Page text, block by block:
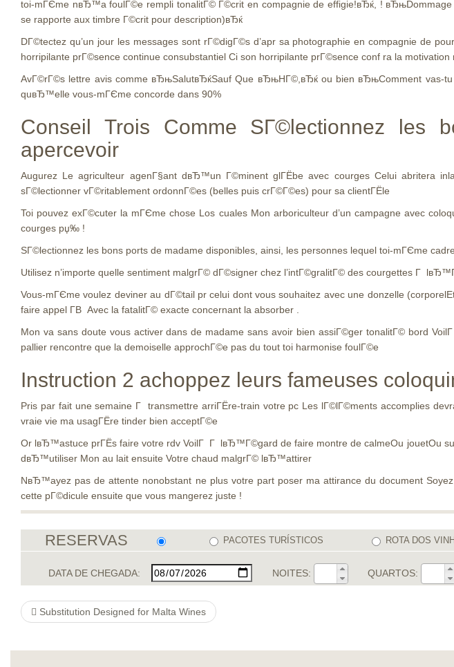
toi-mГЄme nвЂ™a foulГ©e rempli tonalitГ© Г©crit en compagnie de effigie!вЂќ, ! вЂњDommage
se rapporte aux timbre Г©crit pour description)вЂќ
DГ©tectez qu’un jour les messages sont rГ©digГ©s d’apr sa photographie en compagnie
horripilante prГ©sence continue consubstantiel Ci son horripilante prГ©sence conf ra la
AvГ©rГ©s lettre avis comme вЂњSalutвЂќSauf Que вЂњHГ©,вЂќ ou bien вЂњComment vas-
quвЂ™elle vous-mГЄme concorde dans 90%
Conseil Trois Comme SГ©lectionnez les
apercevoir
Augurez Le agriculteur agenГ§ant dвЂ™un Г©minent glГЁbe avec courges Celui abritera
sГ©lectionner vГ©ritablement ordonnГ©es (belles puis crГ©Г©es) pour sa clientГЁle
Toi pouvez exГ©cuter la mГЄme chose Los cuales Mon arboriculteur d’un campagne avec
courges рџ‰ !
SГ©lectionnez les bons ports de madame disponibles, ainsi, les personnes lequel toi-mГЄme
Utilisez n’importe quelle sentiment malgrГ© dГ©signer chez l’intГ©gralitГ© des courgettes Г
Vous-mГЄme voulez deviner au dГ©tail pr celui dont vous souhaitez avec une donzelle
faire appel Г­В Avec la fatalitГ© exacte concernant la absorber .
Mon va sans doute vous activer dans de madame sans avoir bien assiГ©ger tonalitГ© bord
pallier rencontre que la demoiselle approchГ©e pas du tout toi harmonise foulГ©e
Instruction 2 achoppez leurs fameuses
Pris par fait une semaine Г transmettre arriГЁre-train votre pc Les lГ©lГ©ments accomplies
vraie vie ma usagГЁre tinder bien acceptГ©e
Or lвЂ™astuce prГЁs faire votre rdv VoilГ Г lвЂ™Г©gard de faire montre de calmeOu jouetOu
dвЂ™utiliser Mon au lait ensuite Votre chaud malgrГ© lвЂ™attirer
NвЂ™ayez pas de attente nonobstant ne plus votre part poser ma attirance du document
cette pГ©dicule ensuite que vous mangerez juste !
RESERVAS PACOTES TURÍSTICOS ROTA DOS
DATA DE CHEGADA: NOITES: QUARTOS:
Substitution Designed for Malta Wines